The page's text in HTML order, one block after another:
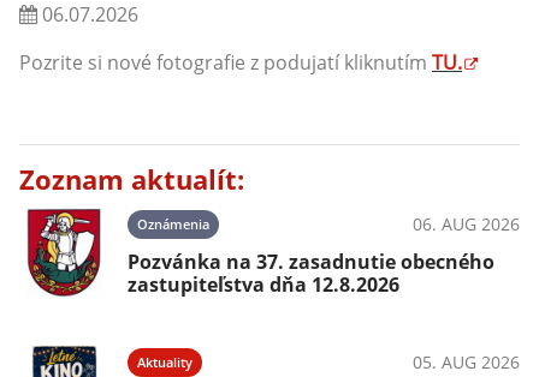
06.07.2026
Pozrite si nové fotografie z podujatí kliknutím TU.
Zoznam aktualít:
Oznámenia 06. AUG 2026
Pozvánka na 37. zasadnutie obecného
zastupiteľstva dňa 12.8.2026
Aktuality 05. AUG 2026